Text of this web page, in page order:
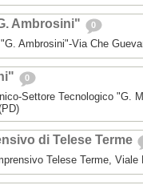
Ambrosini" 0
Ambrosini"-Via Che
0
Settore Tecnologico "G.
di Telese Terme
Telese Terme, Viale